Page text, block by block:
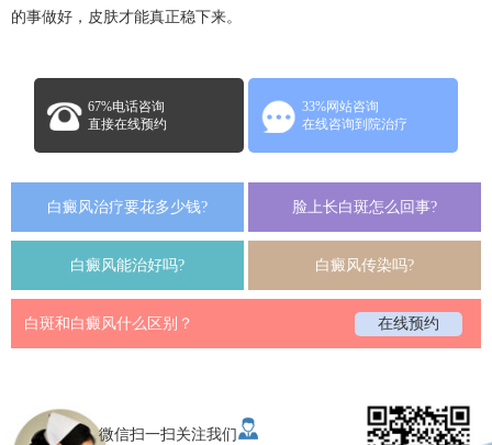
的事做好，皮肤才能真正稳下来。
67%电话咨询
直接在线预约
33%网站咨询
在线咨询到院治疗
白癜风治疗要花多少钱? 脸上长白斑怎么回事?
白癜风能治好吗? 白癜风传染吗?
白斑和白癜风什么区别？ 在线预约
微信扫一扫关注我们